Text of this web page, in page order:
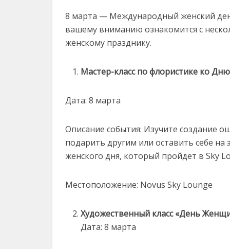
8 марта — Международный женский
вашему вниманию ознакомится с
женскому празднику.
Мастер-класс по флористике ко
Дата: 8 марта
Описание события: Изучите
подарить другим или оставить себе
женского дня, который пройдет в Sky
Местоположение: Novus Sky Lounge
Художественный класс «День
Дата: 8 марта